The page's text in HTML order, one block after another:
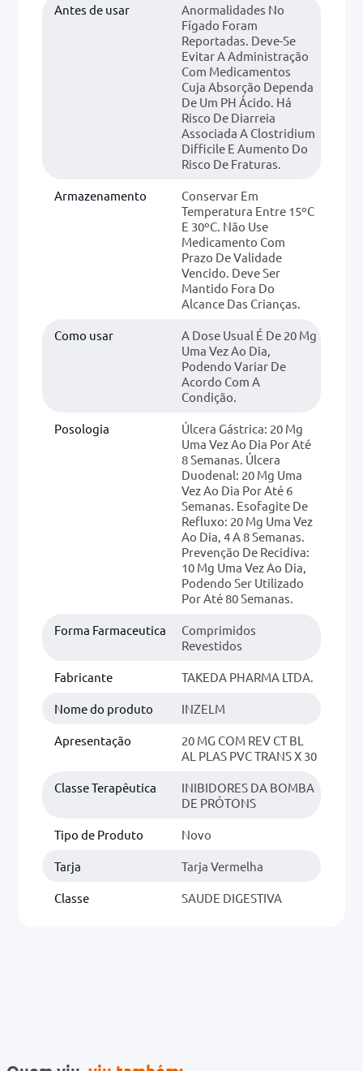
Antes de usar
Anormalidades No
Fígado Foram
Reportadas. Deve-Se
Evitar A Administração
Com Medicamentos
Cuja Absorção Dependa
De Um PH Ácido. Há
Risco De Diarreia
Associada A Clostridium
Difficile E Aumento Do
Risco De Fraturas.
Armazenamento
Conservar Em
Temperatura Entre 15ºC
E 30ºC. Não Use
Medicamento Com
Prazo De Validade
Vencido. Deve Ser
Mantido Fora Do
Alcance Das Crianças.
Como usar
A Dose Usual É De 20 Mg
Uma Vez Ao Dia,
Podendo Variar De
Acordo Com A
Condição.
Posologia
Úlcera Gástrica: 20 Mg
Uma Vez Ao Dia Por Até
8 Semanas. Úlcera
Duodenal: 20 Mg Uma
Vez Ao Dia Por Até 6
Semanas. Esofagite De
Refluxo: 20 Mg Uma Vez
Ao Dia, 4 A 8 Semanas.
Prevenção De Recidiva:
10 Mg Uma Vez Ao Dia,
Podendo Ser Utilizado
Por Até 80 Semanas.
Forma Farmaceutica
Comprimidos
Revestidos
Fabricante TAKEDA PHARMA LTDA.
Nome do produto INZELM
Apresentação
20 MG COM REV CT BL
AL PLAS PVC TRANS X 30
Classe Terapêutica
INIBIDORES DA BOMBA
DE PRÓTONS
Tipo de Produto Novo
Tarja Tarja Vermelha
Classe SAUDE DIGESTIVA